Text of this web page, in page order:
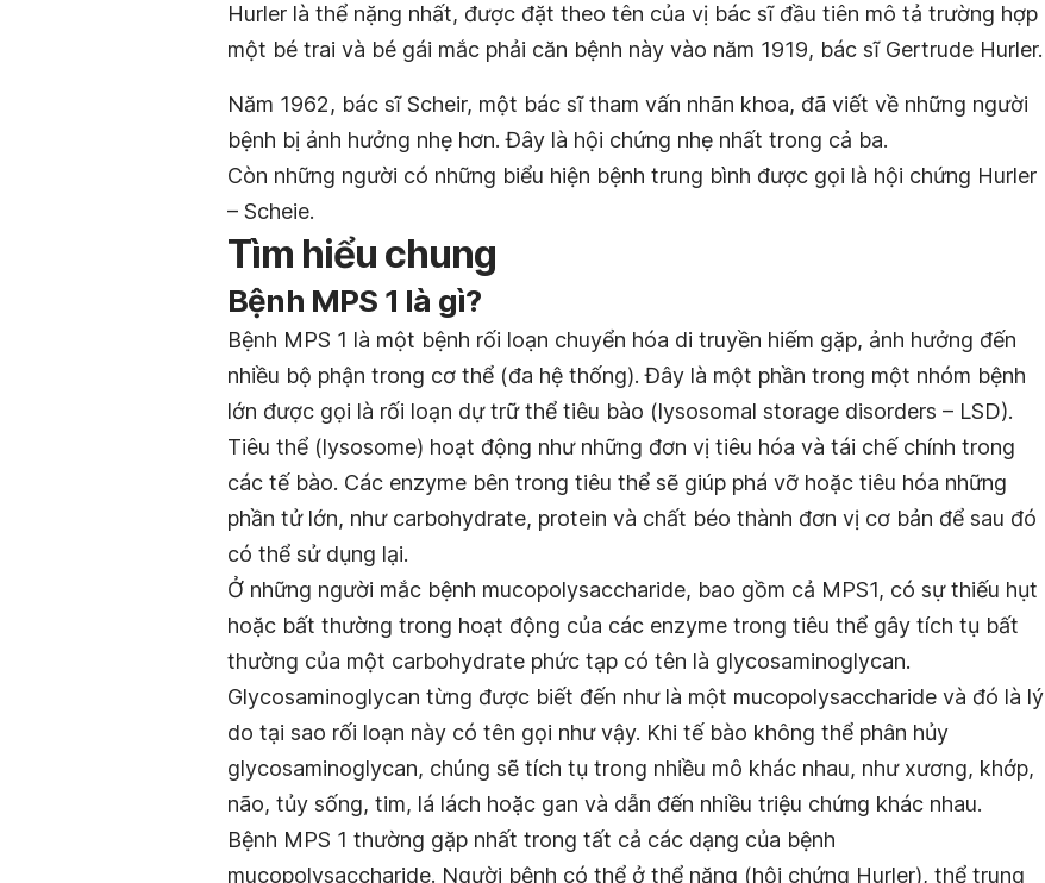
Hurler là thể nặng nhất, được đặt theo tên của vị bác sĩ đầu tiên mô tả trường hợp
một bé trai và bé gái mắc phải căn bệnh này vào năm 1919, bác sĩ Gertrude Hurler.
Năm 1962, bác sĩ Scheir, một bác sĩ tham vấn nhãn khoa, đã viết về những người
bệnh bị ảnh hưởng nhẹ hơn. Đây là hội chứng nhẹ nhất trong cả ba.
Còn những người có những biểu hiện bệnh trung bình được gọi là hội chứng Hurler
– Scheie.
Tìm hiểu chung
Bệnh MPS 1 là gì?
Bệnh MPS 1 là một bệnh rối loạn chuyển hóa di truyền hiếm gặp, ảnh hưởng đến
nhiều bộ phận trong cơ thể (đa hệ thống). Đây là một phần trong một nhóm bệnh
lớn được gọi là rối loạn dự trữ thể tiêu bào (lysosomal storage disorders – LSD).
Tiêu thể (lysosome) hoạt động như những đơn vị tiêu hóa và tái chế chính trong
các tế bào. Các enzyme bên trong tiêu thể sẽ giúp phá vỡ hoặc tiêu hóa những
phần tử lớn, như carbohydrate, protein và chất béo thành đơn vị cơ bản để sau đó
có thể sử dụng lại.
Ở những người mắc bệnh mucopolysaccharide, bao gồm cả MPS1, có sự thiếu hụt
hoặc bất thường trong hoạt động của các enzyme trong tiêu thể gây tích tụ bất
thường của một carbohydrate phức tạp có tên là glycosaminoglycan.
Glycosaminoglycan từng được biết đến như là một mucopolysaccharide và đó là lý
do tại sao rối loạn này có tên gọi như vậy. Khi tế bào không thể phân hủy
glycosaminoglycan, chúng sẽ tích tụ trong nhiều mô khác nhau, như xương, khớp,
não, tủy sống, tim, lá lách hoặc gan và dẫn đến nhiều triệu chứng khác nhau.
Bệnh MPS 1 thường gặp nhất trong tất cả các dạng của bệnh
mucopolysaccharide. Người bệnh có thể ở thể nặng (hội chứng Hurler), thể trung